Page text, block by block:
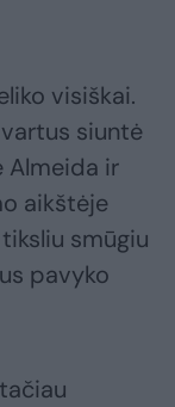
visiškai.
vartus siuntė
Almeida ir
aikštėje
smūgiu
pavyko